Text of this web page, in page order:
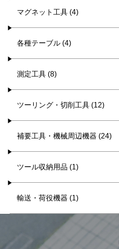
マグネット工具 (4)
各種テーブル (4)
測定工具 (8)
ツーリング・切削工具 (12)
補要工具・機械周辺機器 (24)
ツール収納用品 (1)
輸送・荷役機器 (1)